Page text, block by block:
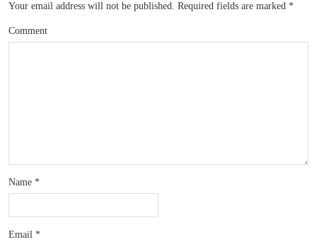
Your email address will not be published. Required fields are marked *
Comment
Name *
Email *